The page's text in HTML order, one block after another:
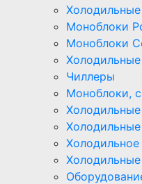
Моноблоки
Моноблоки
Холодильные
Чиллеры
Моноблоки,